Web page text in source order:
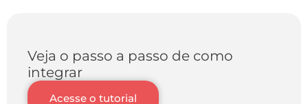
Veja o passo a passo de como
integrar
Acesse o tutorial